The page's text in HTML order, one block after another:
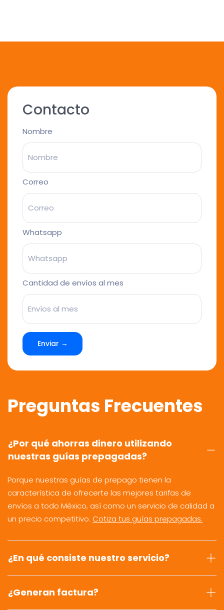
Contacto
Nombre
Correo
Whatsapp
Cantidad de envíos al mes
Enviar →
Preguntas Frecuentes
¿Por qué ahorras dinero utilizando
nuestras guías prepagadas?
Porque nuestras guías de prepago tienen la
característica de ofrecerte las mejores tarifas de
envíos a todo México, así como un servicio de calidad a
un precio competitivo. Cotiza tus guías prepagadas.
¿En qué consiste nuestro servicio?
¿Generan factura?